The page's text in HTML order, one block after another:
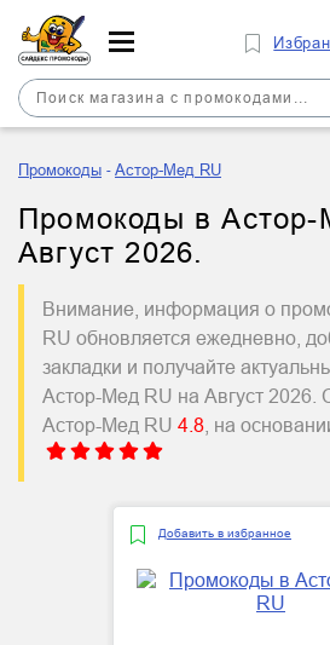
Промокоды Астор-Мед RU
Промокоды в Астор-
Август 2026.
Внимание, информация о
RU обновляется ежедневно,
закладки и получайте
Астор-Мед RU на Август 2026.
Астор-Мед RU 4.8 , на
Добавить в избранное